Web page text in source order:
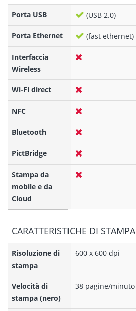
Porta USB (USB 2.0)
Porta Ethernet (fast ethernet)
Interfaccia
Wireless
Wi-Fi direct
NFC
Bluetooth
PictBridge
Stampa da
mobile e da
Cloud
CARATTERISTICHE DI STAMPA
Risoluzione di
stampa
600 x 600 dpi
Velocità di
stampa (nero)
38 pagine/minuto